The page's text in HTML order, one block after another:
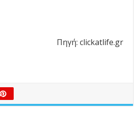
Πηγή: clickatlife.gr